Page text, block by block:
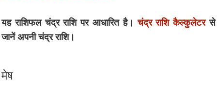
यह राशिफल चंद्र राशि पर आधारित है।चंद्र राशि कैल्कुलेटरसे
जानें अपनी चंद्र राशि।
मेष